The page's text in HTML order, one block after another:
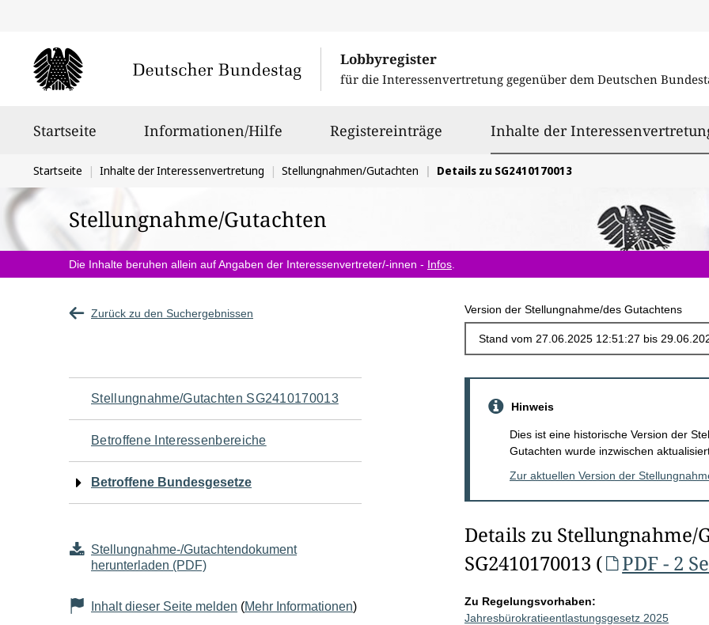
Lobbyregister
für die Interessenvertretung gegenüber dem Deutschen
Startseite Informationen/Hilfe Registereinträge Inhalte der
Sie
befinden
sich
hier:
Startseite Inhalte der Interessenvertretung Stellungnahmen/Gutachten Details zu SG2410170013
Stellungnahme/Gutachten
Die Inhalte beruhen allein auf Angaben der Interessenvertreter/-innen - Infos
Zurück zu den Suchergebnissen Version der Stellungnahme/des Gutachtens
Navigation
für
den
Seiteninhalt
Stellungnahme/Gutachten SG2410170013
Betroffene Interessenbereiche
Betroffene Bundesgesetze
Stellungnahme-/Gutachtendokument
herunterladen (PDF)
Inhalt dieser Seite melden (Mehr Informationen)
Hinweis
Dies ist eine historische Version der
Gutachten wurde inzwischen
Zur aktuellen Version der
Details zu Stellungnahme/
SG2410170013 (
PDF - 2
Zu Regelungsvorhaben:
Jahresbürokratieentlastungsgesetz 2025